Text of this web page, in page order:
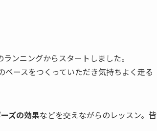
ンニングからスタートしました。
ースをつくっていただき気持ちよく走る
ズの効果などを交えながらのレッスン。皆